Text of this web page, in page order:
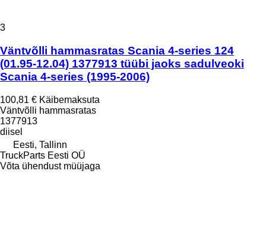
3
Väntvõlli hammasratas Scania 4-series 124
(01.95-12.04) 1377913 tüübi jaoks sadulveoki
Scania 4-series (1995-2006)
100,81 € Käibemaksuta
Väntvõlli hammasratas
1377913
diisel
Eesti, Tallinn
TruckParts Eesti OÜ
Võta ühendust müüjaga